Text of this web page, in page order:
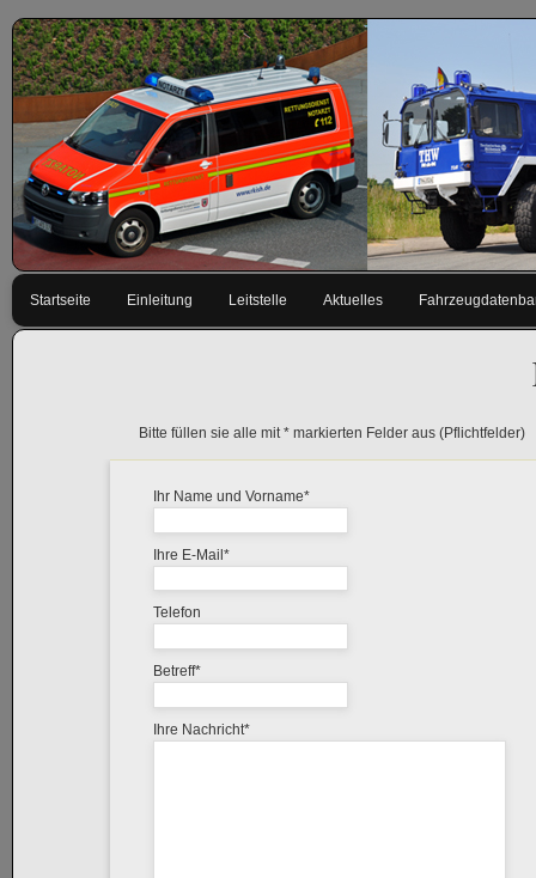
Navigation
Startseite Einleitung Leitstelle Aktuelles
Bitte füllen sie alle mit* markierten Felder aus (Pflichtfelder)
Pflichtfeld
Ihr Name und Vorname*
Pflichtfeld
Ihre E-Mail*
Telefon
Pflichtfeld
Betreff*
Pflichtfeld
Ihre Nachricht*